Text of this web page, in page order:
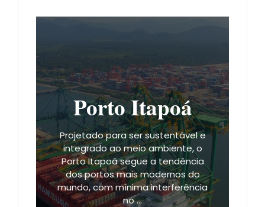
Porto Itapoá
Projetado para ser sustentável e
integrado ao meio ambiente, o
Porto Itapoá segue a tendência
dos portos mais modernos do
mundo, com mínima interferência
no ...